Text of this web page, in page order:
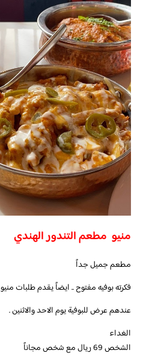
منيو مطعم التندور الهندي
مطعم جميل جداً
فكرته بوفيه مفتوح .. ايضاً يقدم طلبات منيو
عندهم عرض للبوفية يوم الاحد والاثنين .
الغداء
الشخص 69 ريال مع شخص مجاناً